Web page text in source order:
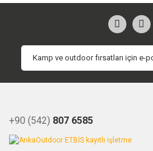
+90 (542) 807 6585